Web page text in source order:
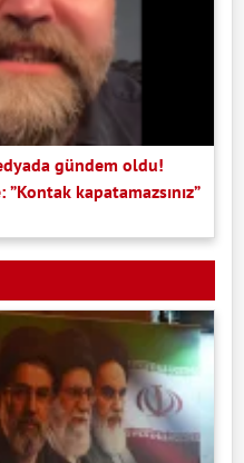
gündem oldu!
kapatamazsınız”